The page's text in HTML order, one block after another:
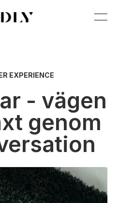
EXPERIENCE
- vägen
genom